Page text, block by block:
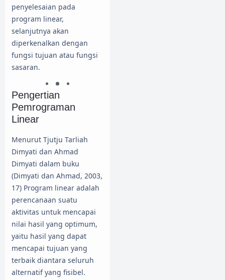
penyelesaian pada
program linear,
selanjutnya akan
diperkenalkan dengan
fungsi tujuan atau fungsi
sasaran.
Pengertian
Pemrograman
Linear
Menurut Tjutju Tarliah
Dimyati dan Ahmad
Dimyati dalam buku
(Dimyati dan Ahmad, 2003,
17) Program linear adalah
perencanaan suatu
aktivitas untuk mencapai
nilai hasil yang optimum,
yaitu hasil yang dapat
mencapai tujuan yang
terbaik diantara seluruh
alternatif yang fisibel.